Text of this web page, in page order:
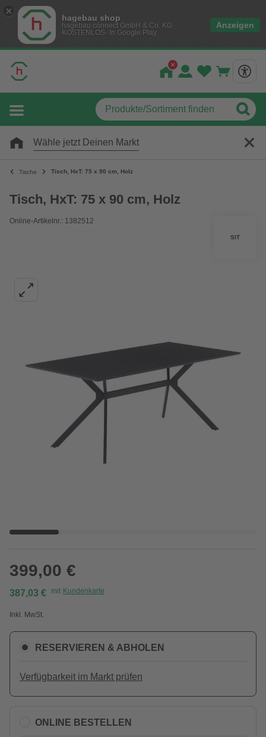
hagebau shop
hagebau connect GmbH & Co. KG
KOSTENLOS- In Google Play
Anzeigen
Wähle jetzt Deinen Markt
Tische Tisch, HxT: 75 x 90 cm, Holz
Tisch, HxT: 75 x 90 cm, Holz
Online-Artikelnr.: 1382512
SIT
399,00 €
387,03 € mit Kundenkarte
Inkl. MwSt.
RESERVIEREN & ABHOLEN
Verfügbarkeit im Markt prüfen
ONLINE BESTELLEN